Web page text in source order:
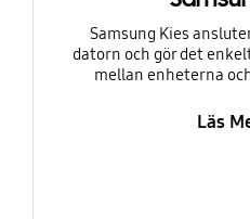
Samsung Kies
datorn och gör det
mellan enheterna
Läs